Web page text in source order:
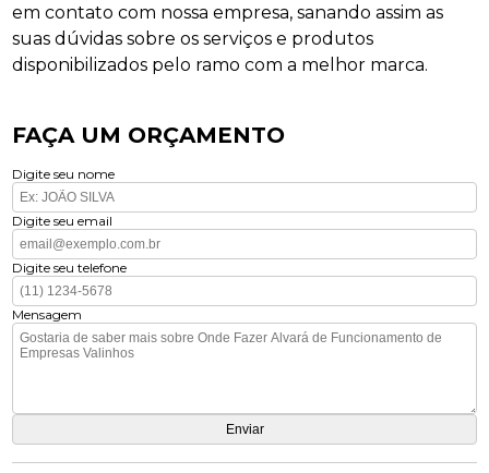
em contato com nossa empresa, sanando assim as
suas dúvidas sobre os serviços e produtos
disponibilizados pelo ramo com a melhor marca.
FAÇA UM ORÇAMENTO
Digite seu nome
Digite seu email
Digite seu telefone
Mensagem